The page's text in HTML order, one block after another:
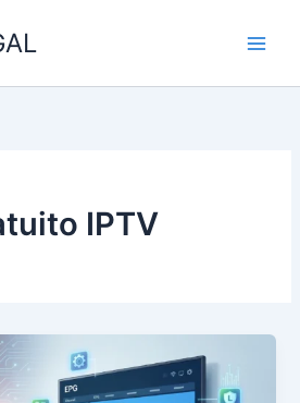
IPTV